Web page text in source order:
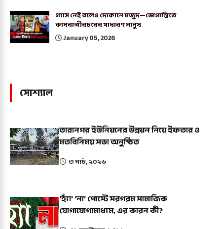
গ্যাস নেই বলেও দোকানে মজুদ—ভোগান্তিতে
কামরাঙ্গীরচরের সাধারণ মানুষ
January 05, 2026
সোশ্যাল
তারানগর ইউনিয়নের উন্নয়ন নিয়ে ইফতার ও
মতবিনিময় সভা অনুষ্ঠিত
৩ মার্চ, ২০২৬
‘হ্যাঁ’ ‘না’ পোস্টে সরগরম সামাজিক
যোগাযোগামাধ্যম, এর কারন কী?